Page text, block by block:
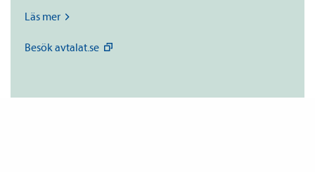
Läs mer
Besökavtalat.se